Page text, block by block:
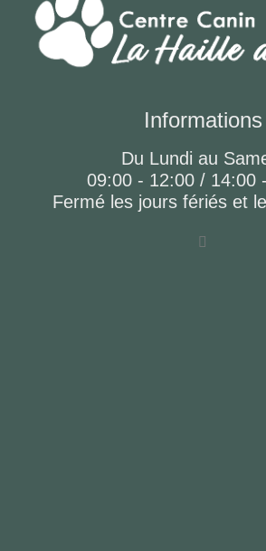
Informations
Du Lundi au
09:00 - 12:00 / 14:00
Fermé les jours fériés et